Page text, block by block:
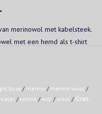
merinowol met kabelsteek.
met een hemd als t-shirt
blue / merino / merino wool /
/tennis /wol /wool / Gran